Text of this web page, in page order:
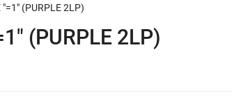
(PURPLE 2LP)
(PURPLE 2LP)